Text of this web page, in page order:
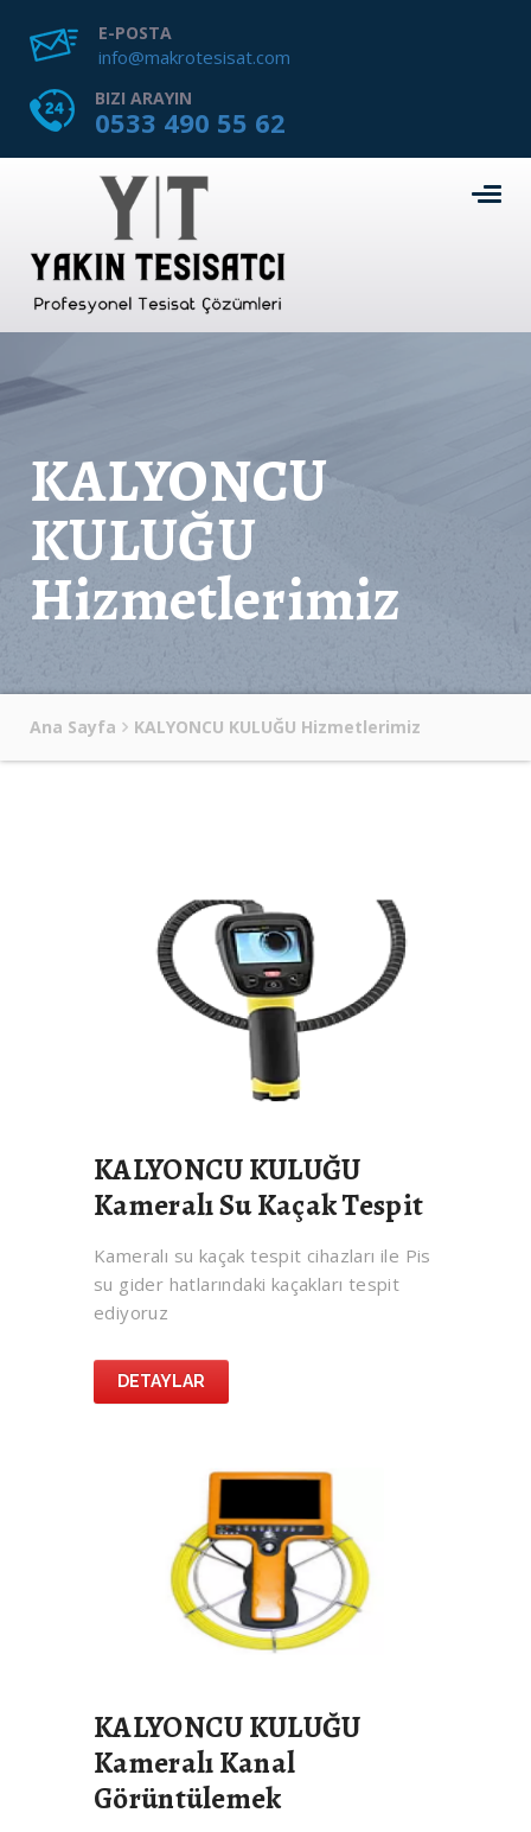
E-POSTA
info@makrotesisat.com
BIZI ARAYIN
0533 490 55 62
KALYONCU
KULUĞU
Hizmetlerimiz
Ana Sayfa KALYONCU KULUĞU Hizmetlerimiz
KALYONCU KULUĞU
Kameralı Su Kaçak Tespit
Kameralı su kaçak tespit cihazları ile Pis
su gider hatlarındaki kaçakları tespit
ediyoruz
DETAYLAR
KALYONCU KULUĞU
Kameralı Kanal
Görüntülemek